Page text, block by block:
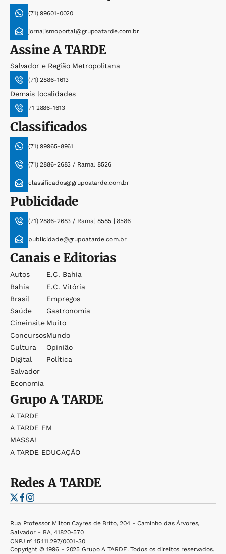
(71) 99601-0020
jornalismoportal@grupoatarde.com.br
AssineA TARDE
Salvador e Região Metropolitana
(71) 2886-1613
Demais localidades
71 2886-1613
Classificados
(71) 99965-8961
(71) 2886-2683 / Ramal 8526
classificados@grupoatarde.com.br
Publicidade
(71) 2886-2683 / Ramal 8585 | 8586
publicidade@grupoatarde.com.br
Canais e Editorias
Autos
Bahia
Brasil
Saúde
Cineinsite
Concursos
Cultura
Digital
Salvador
Economia
E.c. Bahia
E.c. Vitória
Empregos
Gastronomia
Muito
Mundo
Opinião
Política
GrupoA TARDE
A TARDE
A TARDE FM
MASSA!
A TARDE EDUCAÇÃO
RedesA TARDE
Rua Professor Milton Cayres de Brito, 204 - Caminho das Árvores,
Salvador - BA, 41820-570
CNPJ nº 15.111.297/0001-30
Copyright © 1996 - 2025 Grupo A TARDE. Todos os direitos reservados.